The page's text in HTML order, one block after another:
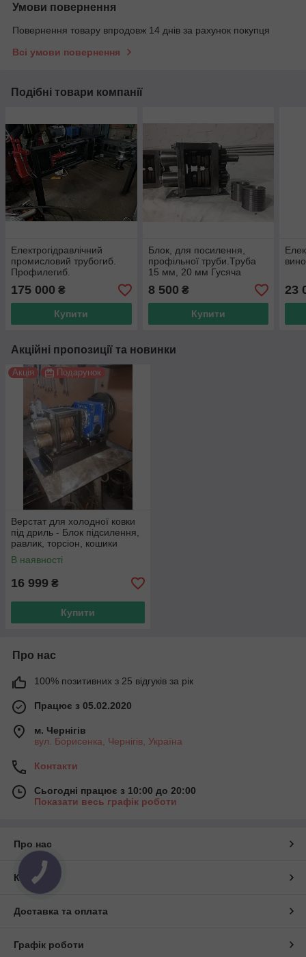
Умови повернення
Повернення товару впродовж 14 днів за рахунок покупця
Всі умови повернення
Подібні товари компанії
Електрогідравлічний
промисловий трубогиб.
Профилегиб.
175 000 ₴
Купити
Блок, для посилення,
профільної труби.Труба
15 мм, 20 мм Гусяча
лапка.
8 500 ₴
Купити
23
Акційні пропозиції та новинки
Акція Подарунок
Верстат для холодної ковки
під дриль - Блок підсилення,
равлик, торсіон, кошики
В наявності
16 999 ₴
Купити
Про нас
100% позитивних з 25 відгуків за рік
Працює з 05.02.2020
м. Чернігів
вул. Борисенка, Чернігів, Україна
Контакти
Сьогодні працює з 10:00 до 20:00
Показати весь графік роботи
Про нас
Контакти
Доставка та оплата
Графік роботи